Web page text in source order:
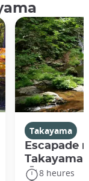
Takayama
Escapade
Takayama
8 heures